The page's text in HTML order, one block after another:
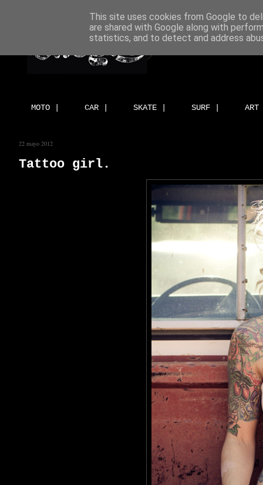
MOTO | CAR | SKATE | SURF |
22 mayo 2012
Tattoo girl.
This site uses cookies from Google to
are shared with Google along with
statistics, and to detect and address